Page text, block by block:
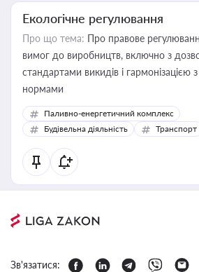
Екологічне регулювання
Про що тема: Про правове
вимог до виробництв, включно з
стандартами викидів і гармонізацією
нормами
Паливно-енергетичний комплекс
Будівельна діяльність
Транспорт
Зв'язатися: